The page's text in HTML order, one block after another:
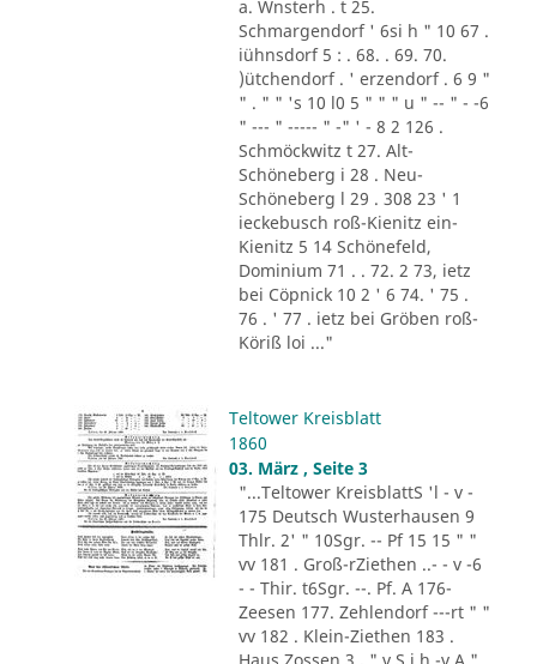
a. Wnsterh . t 25.
Schmargendorf ' 6si h " 10 67 .
iühnsdorf 5 : . 68. . 69. 70.
)ütchendorf . ' erzendorf . 6 9 "
" . " " 's 10 l0 5 " " " u " -- " - -6
" --- " ----- " -" ' - 8 2 126 .
Schmöckwitz t 27. Alt-
Schöneberg i 28 . Neu-
Schöneberg l 29 . 308 23 ' 1
ieckebusch roß-Kienitz ein-
Kienitz 5 14 Schönefeld,
Dominium 71 . . 72. 2 73, ietz
bei Cöpnick 10 2 ' 6 74. ' 75 .
76 . ' 77 . ietz bei Gröben roß-
Köriß loi ..."
Teltower Kreisblatt
1860
03. März , Seite 3
"...Teltower KreisblattS 'l - v -
175 Deutsch Wusterhausen 9
Thlr. 2' " 10Sgr. -- Pf 15 15 " "
vv 181 . Groß-rZiethen ..- - v -6
- - Thir. t6Sgr. --. Pf. A 176-
Zeesen 177. Zehlendorf ---rt " "
vv 182 . Klein-Ziethen 183 .